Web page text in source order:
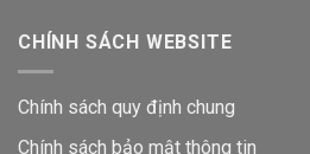
CHÍNH SÁCH WEBSITE
Chính sách quy định chung
Chính sách bảo mật thông tin